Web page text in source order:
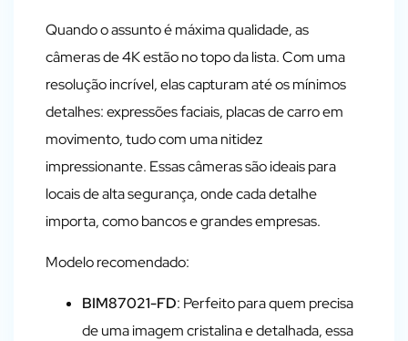
Quando o assunto é máxima qualidade, as
câmeras de 4K estão no topo da lista. Com uma
resolução incrível, elas capturam até os mínimos
detalhes: expressões faciais, placas de carro em
movimento, tudo com uma nitidez
impressionante. Essas câmeras são ideais para
locais de alta segurança, onde cada detalhe
importa, como bancos e grandes empresas.
Modelo recomendado:
BIM87021-FD: Perfeito para quem precisa
de uma imagem cristalina e detalhada, essa